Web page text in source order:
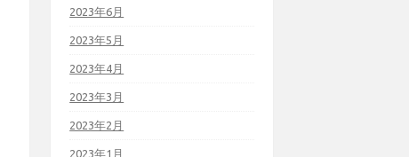
2023年6月
2023年5月
2023年4月
2023年3月
2023年2月
2023年1月